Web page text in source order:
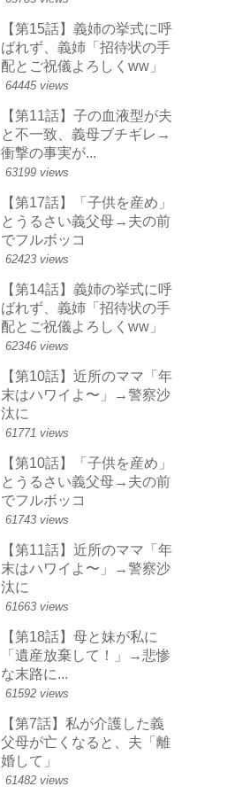
【第15話】義姉の挙式に呼
ばれず、義姉「招待状の手
配とご祝儀よろしくww」
64445 views
【第11話】子の血液型が夫
と不一致、義母ブチギレ→
衝撃の事実が...
63199 views
【第17話】「子供を産め」
とうるさい義父母→夫の前
でフルボッコ
62423 views
【第14話】義姉の挙式に呼
ばれず、義姉「招待状の手
配とご祝儀よろしくww」
62346 views
【第10話】近所のママ「年
末はハワイよ〜」→警察沙
汰に
61771 views
【第10話】「子供を産め」
とうるさい義父母→夫の前
でフルボッコ
61743 views
【第11話】近所のママ「年
末はハワイよ〜」→警察沙
汰に
61663 views
【第18話】母と妹が私に
「遺産放棄して！」→悲惨
な末路に...
61592 views
【第7話】私が介護した義
父母が亡くなると、夫「離
婚して」
61482 views